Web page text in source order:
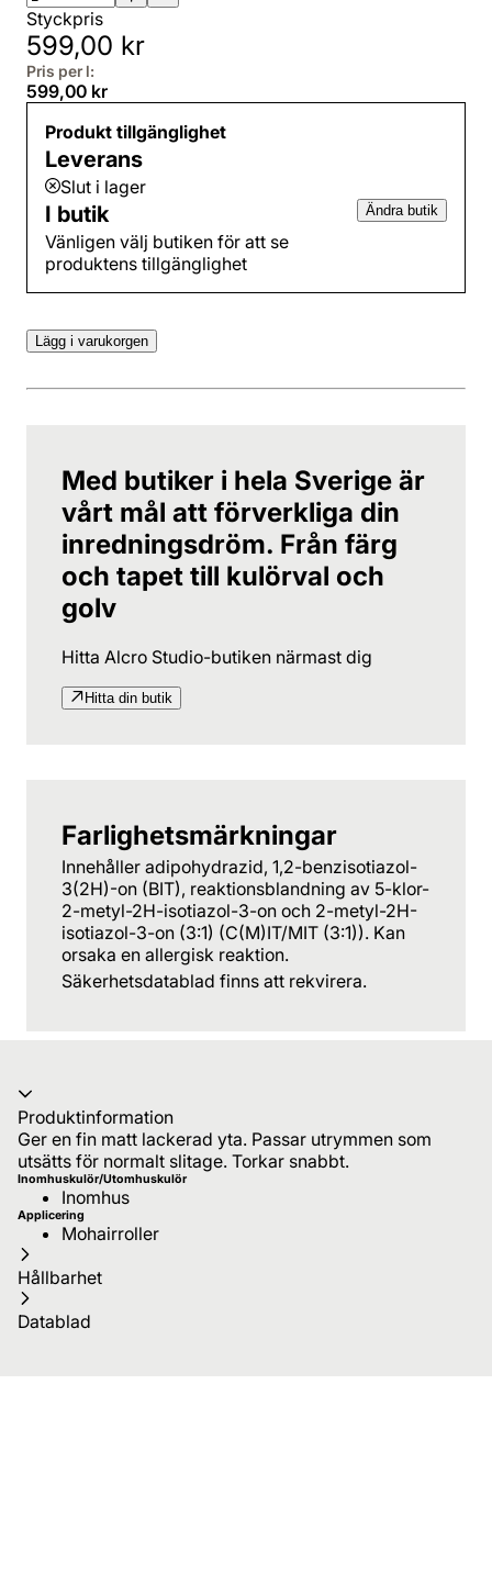
Styckpris
599,00 kr
Pris per l:
599,00 kr
Produkt tillgänglighet
Leverans
Slut i lager
I butik
Vänligen välj butiken för att se
produktens tillgänglighet
Ändra butik
Lägg i varukorgen
Med butiker i hela Sverige är
vårt mål att förverkliga din
inredningsdröm. Från färg
och tapet till kulörval och
golv
Hitta Alcro Studio-butiken närmast dig
Hitta din butik
Farlighetsmärkningar
Innehåller adipohydrazid, 1,2-benzisotiazol-
3(2H)-on (BIT), reaktionsblandning av 5-klor-
2-metyl-2H-isotiazol-3-on och 2-metyl-2H-
isotiazol-3-on (3:1) (C(M)IT/MIT (3:1)). Kan
orsaka en allergisk reaktion.
Säkerhetsdatablad finns att rekvirera.
Produktinformation
Ger en fin matt lackerad yta. Passar utrymmen som
utsätts för normalt slitage. Torkar snabbt.
Inomhuskulör/Utomhuskulör
Inomhus
Applicering
Mohairroller
Hållbarhet
Datablad